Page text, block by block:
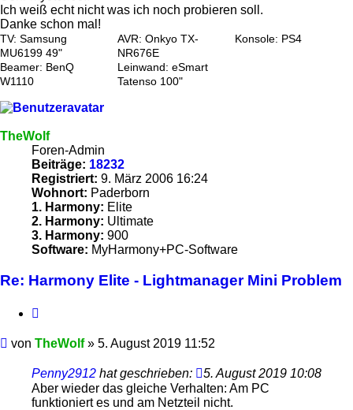
Ich weiß echt nicht was ich noch probieren soll.
Danke schon mal!
TV: Samsung
MU6199 49"
AVR: Onkyo TX-
NR676E
Konsole: PS4
Beamer: BenQ
W1110
Leinwand: eSmart
Tatenso 100"
TheWolf
Foren-Admin
Beiträge: 18232
Registriert: 9. März 2006 16:24
Wohnort: Paderborn
1. Harmony: Elite
2. Harmony: Ultimate
3. Harmony: 900
Software: MyHarmony+PC-Software
Re: Harmony Elite - Lightmanager Mini Problem
Beitrag
von TheWolf» 5. August 2019 11:52
Penny2912 hat geschrieben:
5. August 2019 10:08
Aber wieder das gleiche Verhalten: Am PC
funktioniert es und am Netzteil nicht.